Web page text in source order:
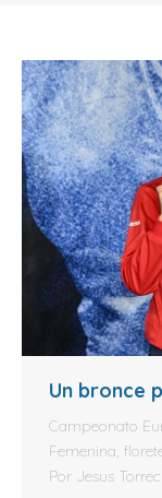
Un bronce
Campeonato
Femenina,
Por Jesus